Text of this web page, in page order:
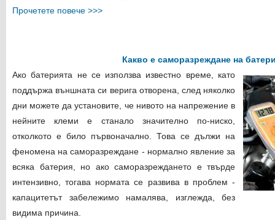
Прочетете повече >>>
Какво е саморазреждане на
Ако батерията не се използва известно време, като
поддържа външната си верига отворена, след няколко
дни можете да установите, че нивото на напрежение в
нейните клеми е станало значително по-ниско,
отколкото е било първоначално. Това се дължи на
феномена на саморазреждане - нормално явление за
всяка батерия, но ако саморазреждането е твърде
интензивно, тогава нормата се развива в проблем -
капацитетът забележимо намалява, изглежда, без
видима причина.